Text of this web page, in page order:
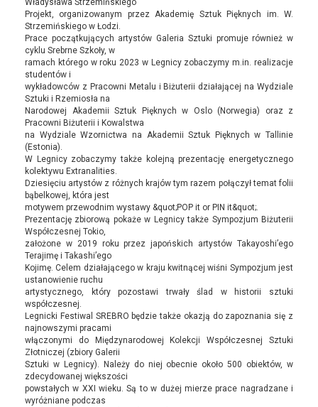
Władysława Strzemińskiego
Projekt, organizowanym przez Akademię Sztuk Pięknych im. W.
Strzemińskiego w Łodzi.
Prace początkujących artystów Galeria Sztuki promuje również w
cyklu Srebrne Szkoły, w
ramach którego w roku 2023 w Legnicy zobaczymy m.in. realizacje
studentów i
wykładowców z Pracowni Metalu i Biżuterii działającej na Wydziale
Sztuki i Rzemiosła na
Narodowej Akademii Sztuk Pięknych w Oslo (Norwegia) oraz z
Pracowni Biżuterii i Kowalstwa
na Wydziale Wzornictwa na Akademii Sztuk Pięknych w Tallinie
(Estonia).
W Legnicy zobaczymy także kolejną prezentację energetycznego
kolektywu Extranalities.
Dziesięciu artystów z różnych krajów tym razem połączył temat folii
bąbelkowej, która jest
motywem przewodnim wystawy &quot;POP it or PIN it&quot;.
Prezentację zbiorową pokaże w Legnicy także Sympozjum Biżuterii
Współczesnej Tokio,
założone w 2019 roku przez japońskich artystów Takayoshi’ego
Terajimę i Takashi’ego
Kojimę. Celem działającego w kraju kwitnącej wiśni Sympozjum jest
ustanowienie ruchu
artystycznego, który pozostawi trwały ślad w historii sztuki
współczesnej.
Legnicki Festiwal SREBRO będzie także okazją do zapoznania się z
najnowszymi pracami
włączonymi do Międzynarodowej Kolekcji Współczesnej Sztuki
Złotniczej (zbiory Galerii
Sztuki w Legnicy). Należy do niej obecnie około 500 obiektów, w
zdecydowanej większości
powstałych w XXI wieku. Są to w dużej mierze prace nagradzane i
wyróżniane podczas